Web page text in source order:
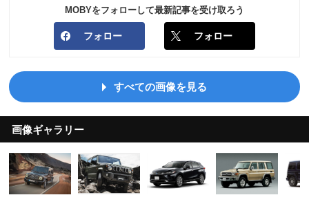
MOBYをフォローして最新記事を受け取ろう
フォロー フォロー
すべての画像を見る
画像ギャラリー